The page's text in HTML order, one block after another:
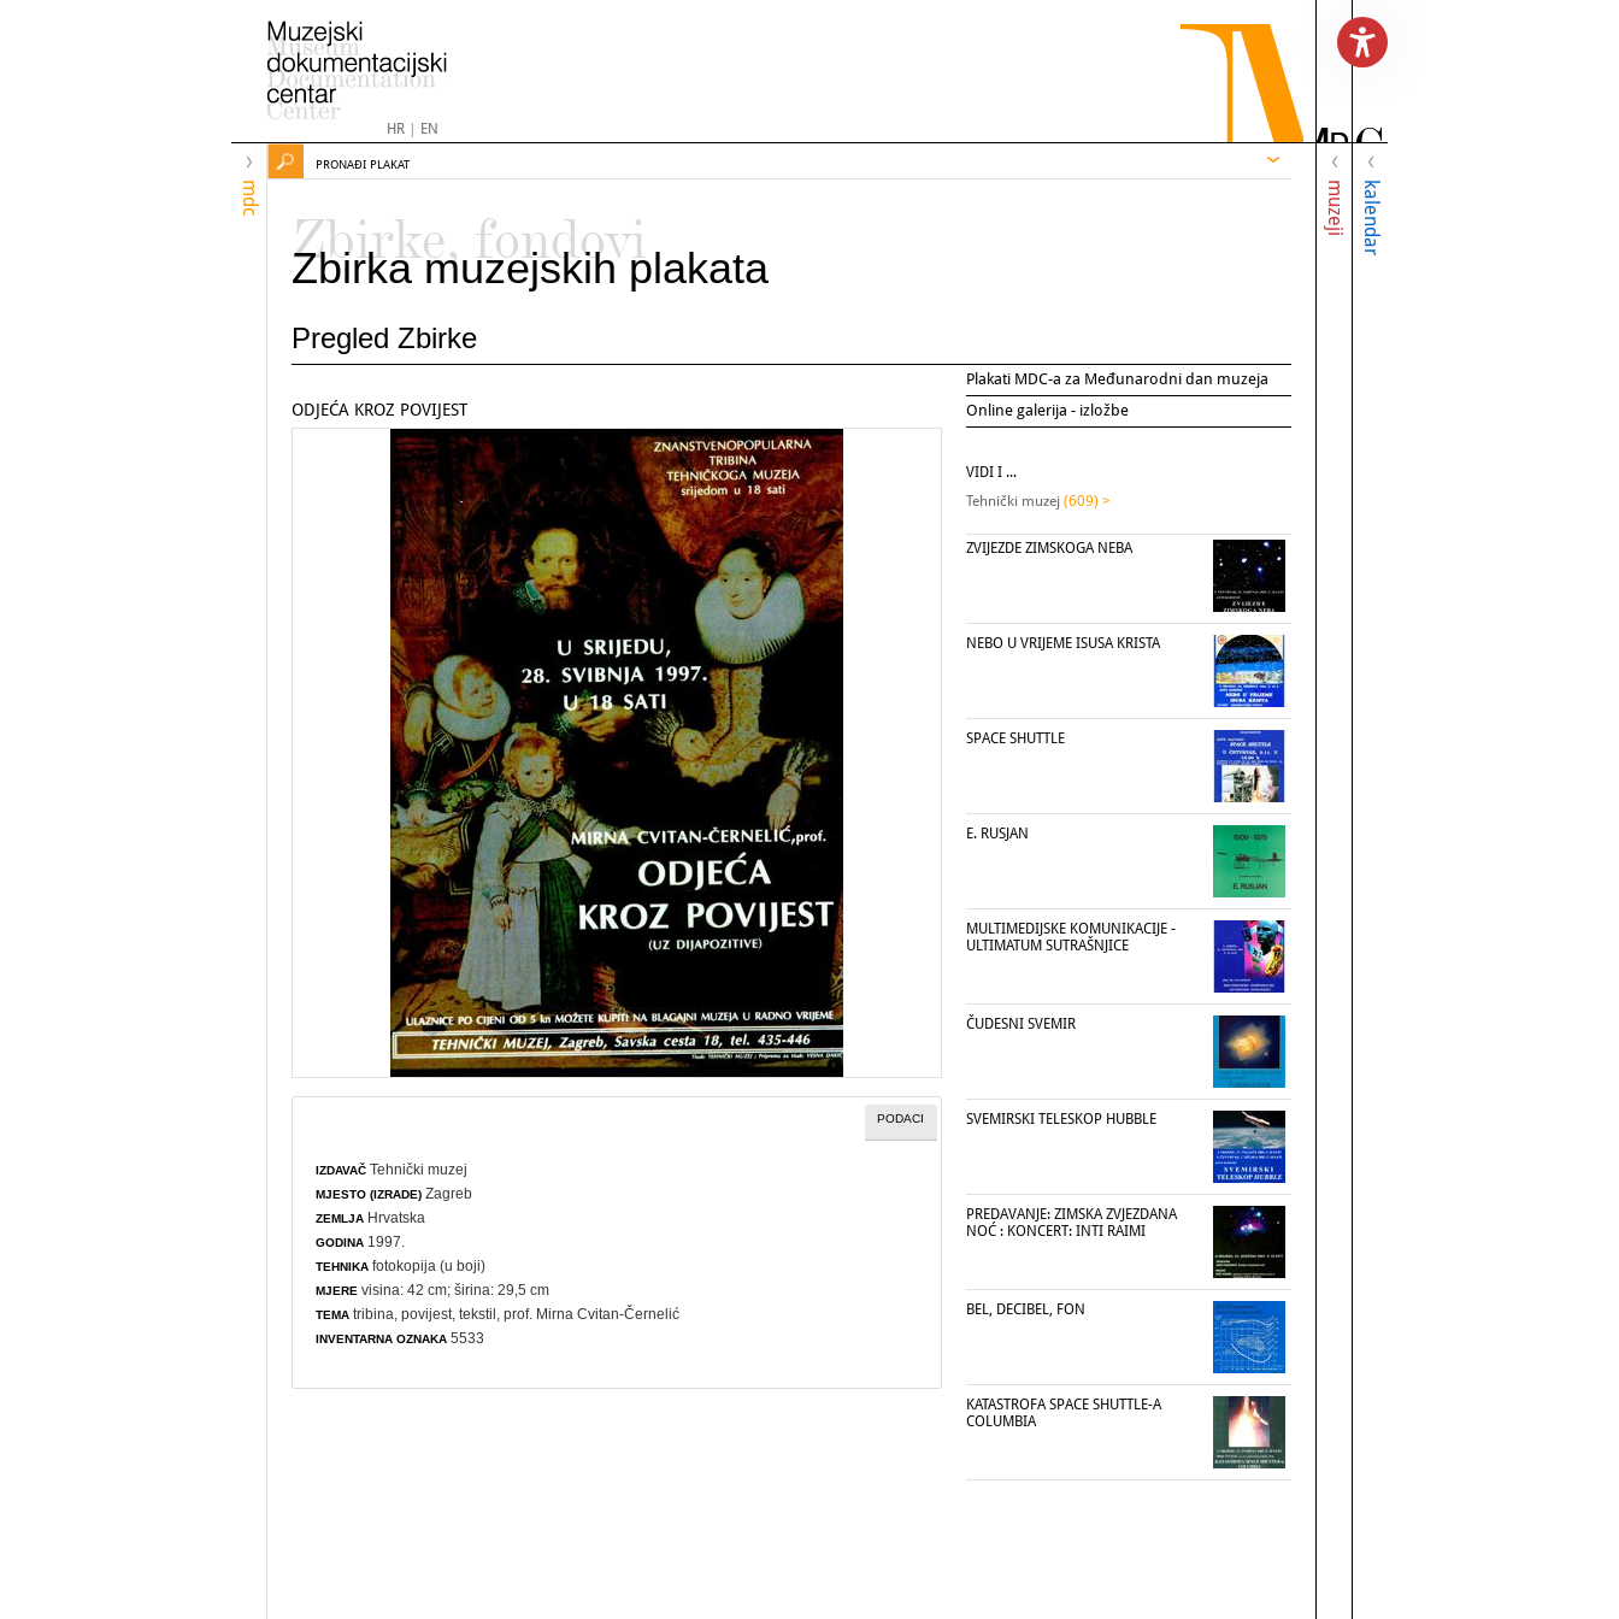
HR| EN
mdc muzeji kalendar
PRONAĐI PLAKAT
Zbirke, fondovi
Zbirka muzejskih plakata
Pregled Zbirke
Plakati MDC-a za Međunarodni dan muzeja
Online galerija - izložbe
ODJEĆA KROZ POVIJEST
PODACI
IZDAVAČ Tehnički muzej
MJESTO (IZRADE) Zagreb
ZEMLJA Hrvatska
GODINA 1997.
TEHNIKA fotokopija (u boji)
MJERE visina: 42 cm; širina: 29,5 cm
TEMA tribina ,povijest ,tekstil , prof. Mirna Cvitan-Černelić
INVENTARNA OZNAKA 5533
VIDI I ...
Tehnički muzej (609) >
ZVIJEZDE ZIMSKOGA NEBA
NEBO U VRIJEME ISUSA KRISTA
SPACE SHUTTLE
E. RUSJAN
MULTIMEDIJSKE KOMUNIKACIJE -
ULTIMATUM SUTRAŠNJICE
ČUDESNI SVEMIR
SVEMIRSKI TELESKOP HUBBLE
PREDAVANJE: ZIMSKA ZVJEZDANA
NOĆ : KONCERT: INTI RAIMI
BEL, DECIBEL, FON
KATASTROFA SPACE SHUTTLE-A
COLUMBIA